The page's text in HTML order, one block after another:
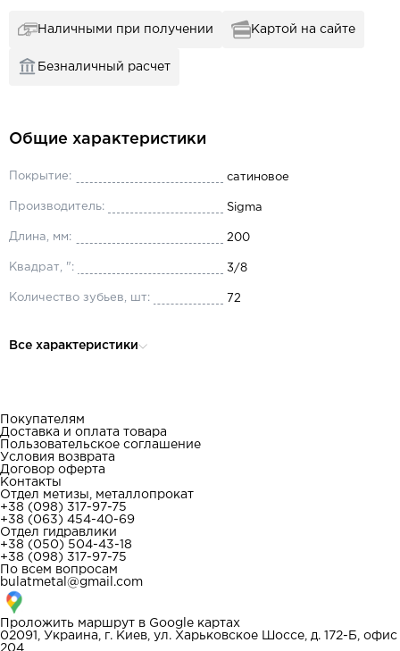
Наличными при получении Картой на сайте
Безналичный расчет
Общие характеристики
Покрытие: сатиновое
Производитель: Sigma
Длина, мм: 200
Квадрат, ": 3/8
Количество зубьев, шт: 72
Все характеристики
Покупателям
Доставка и оплата товара
Пользовательское соглашение
Условия возврата
Договор оферта
Контакты
Отдел метизы, металлопрокат
+38 (098) 317-97-75
+38 (063) 454-40-69
Отдел гидравлики
+38 (050) 504-43-18
+38 (098) 317-97-75
По всем вопросам
bulatmetal@gmail.com
Проложить маршрут в Google картах
02091, Украина, г. Киев, ул. Харьковское Шоссе, д. 172-Б, офис
204